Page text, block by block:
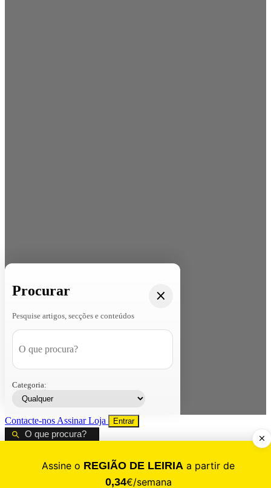
Procurar
Pesquise artigos, secções e conteúdos
Categoria:
Contacte-nos AssinarLoja Entrar